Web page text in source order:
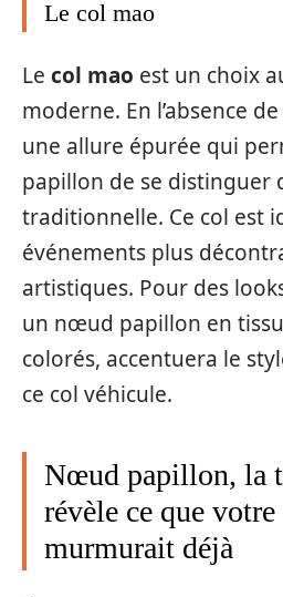
Le col mao
Le col mao est un choix
moderne. En l’absence
une allure épurée qui
papillon de se distinguer
traditionnelle. Ce col est
événements plus
artistiques. Pour des
un nœud papillon en
colorés, accentuera le
ce col véhicule.
Nœud papillon, la
révèle ce que
murmurait déjà